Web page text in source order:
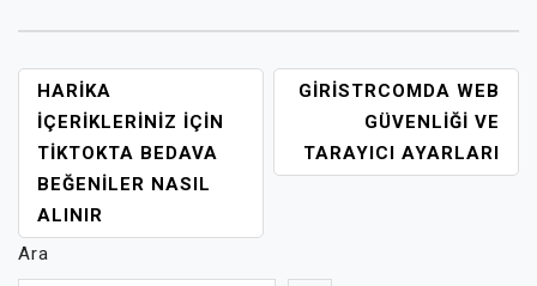
YAZI
GEZINMESI
HARIKA
İÇERIKLERINIZ İÇIN
TIKTOKTA BEDAVA
BEĞENILER NASIL
ALINIR
GIRISTRCOMDA WEB
GÜVENLIĞI VE
TARAYICI AYARLARI
Ara